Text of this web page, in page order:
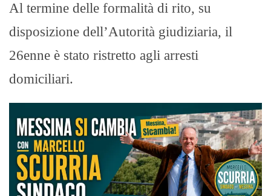
Al termine delle formalità di rito, su
disposizione dell’Autorità giudiziaria, il
26enne è stato ristretto agli arresti
domiciliari.